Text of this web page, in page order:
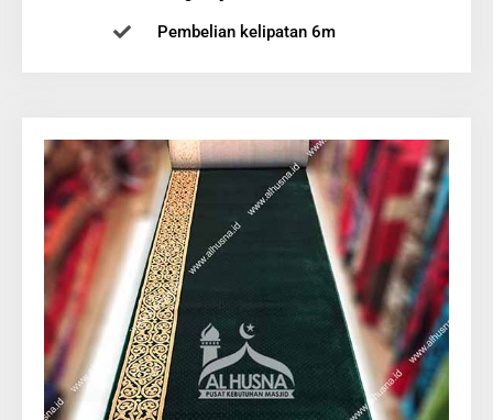
Pembelian kelipatan 6m